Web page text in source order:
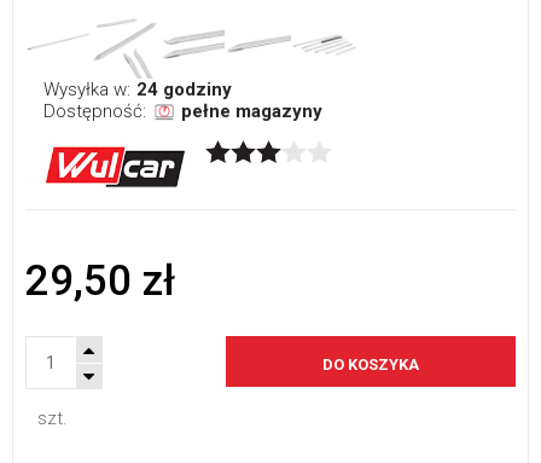
Wysyłka w: 24 godziny
Dostępność:
pełne magazyny
29,50 zł
szt.
DO KOSZYKA